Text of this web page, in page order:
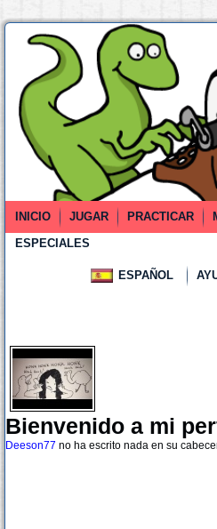
INICIO JUGAR PRACTICAR
ESPECIALES
ESPAÑOL
Bienvenido a mi
Deeson77 no ha escrito nada en su